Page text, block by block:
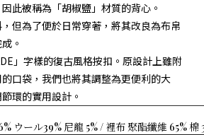
此被稱為「胡椒鹽」材質的背心。
但為了便於日常穿著，將其改良為布帛
。
」字樣的復古風格按扣。原設計上雖附
口袋，我們也將其調整為更便利的大
環的實用設計。
ウール39% 尼龍 5% / 裡布 聚酯纖維 65% 棉